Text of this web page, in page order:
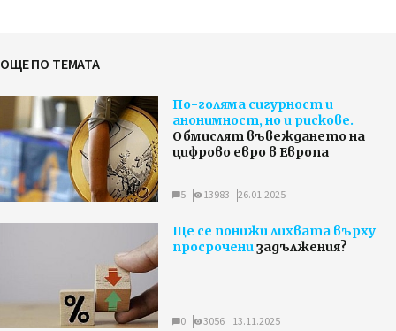
ОЩЕ ПО ТЕМАТА
По-голяма сигурност и
анонимност, но и рискове.
Обмислят въвеждането на
цифрово евро в Европа
5 13983 26.01.2025
Ще се понижи лихвата върху
просроченизадължения?
0 3056 13.11.2025